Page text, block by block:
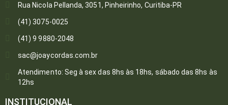
Rua Nicola Pellanda, 3051, Pinheirinho, Curitiba-PR
(41) 3075-0025
(41) 9 9880-2048
sac@joaycordas.com.br
Atendimento: Seg à sex das 8hs às 18hs, sábado das 8hs às
12hs
INSTITUCIONAL